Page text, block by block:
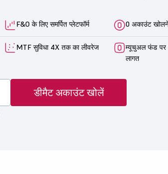
F&O के लिए समर्पित प्लेटफॉर्म 0 अकाउंट
MTF सुविधा 4X तक का लीवरेज
म्यूचुअल फंड पर
लागत
डीमैट अकाउंट खोलें